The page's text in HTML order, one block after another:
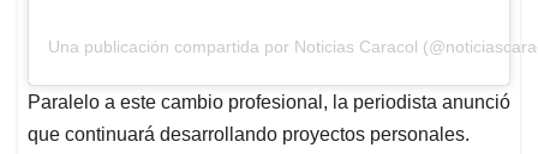
Una publicación compartida por Noticias Caracol
Paralelo a este cambio profesional, la periodista anunció
que continuará desarrollando proyectos personales.